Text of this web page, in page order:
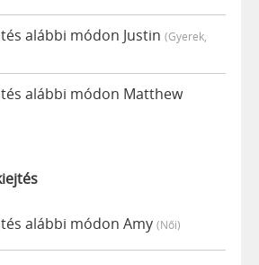
alábbi módon Justin (gyerek,
alábbi módon Matthew
alábbi módon Amy (női)